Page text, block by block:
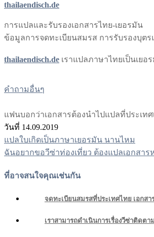
thailaendisch.de
การแปลและรับรองเอกสารไทย-เยอรมัน
ข้อมูลการจดทะเบียนสมรส การรับรองบุตร
thailaendisch.de เราแปลภาษาไทยเป็นเยอ
คำถามอื่นๆ
แฟนบอกว่าเอกสารต้องนำไปแปลที่ประเท
วันที่ 14.09.2019
แนะแนว
แปลใบเกิดเป็นภาษาเยอรมัน นานไหม
ฉันอยากขอวีซ่าท่องเที่ยว ต้องแปลเอกสาร
ที่อาจสนใจคุณเช่นกัน
จดทะเบียนสมรสที่ประเทศไทย เอกส
เราสามารถดำเนินการเรื่องวีซ่าติดต